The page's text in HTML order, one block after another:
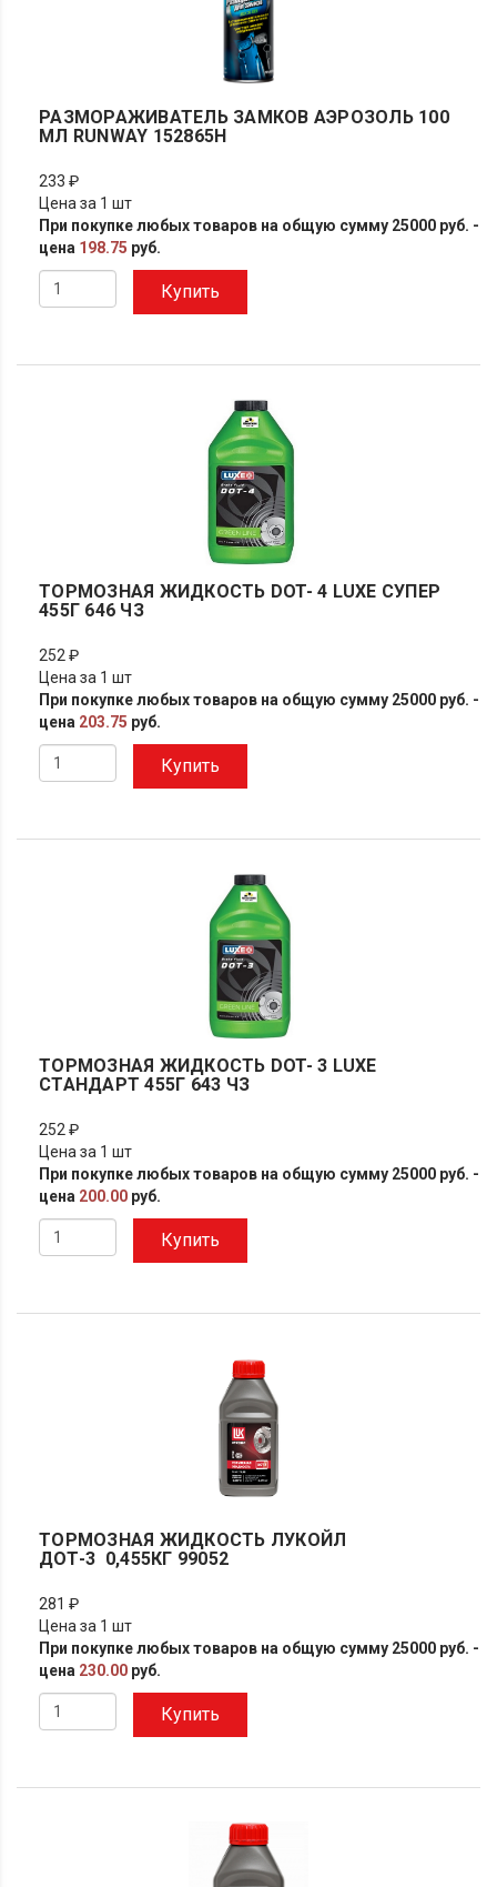
РАЗМОРАЖИВАТЕЛЬ ЗАМКОВ АЭРОЗОЛЬ 100
МЛ RUNWAY 152865H
233 ₽
Цена за 1 шт
При покупке любых товаров на общую сумму 25000 руб. -
цена 198.75 руб.
Купить
ТОРМОЗНАЯ ЖИДКОСТЬ DOT- 4 LUXE СУПЕР
455Г 646 ЧЗ
252 ₽
Цена за 1 шт
При покупке любых товаров на общую сумму 25000 руб. -
цена 203.75 руб.
Купить
ТОРМОЗНАЯ ЖИДКОСТЬ DOT- 3 LUXE
СТАНДАРТ 455Г 643 ЧЗ
252 ₽
Цена за 1 шт
При покупке любых товаров на общую сумму 25000 руб. -
цена 200.00 руб.
Купить
ТОРМОЗНАЯ ЖИДКОСТЬ ЛУКОЙЛ
ДОТ-3 0,455КГ 99052
281 ₽
Цена за 1 шт
При покупке любых товаров на общую сумму 25000 руб. -
цена 230.00 руб.
Купить